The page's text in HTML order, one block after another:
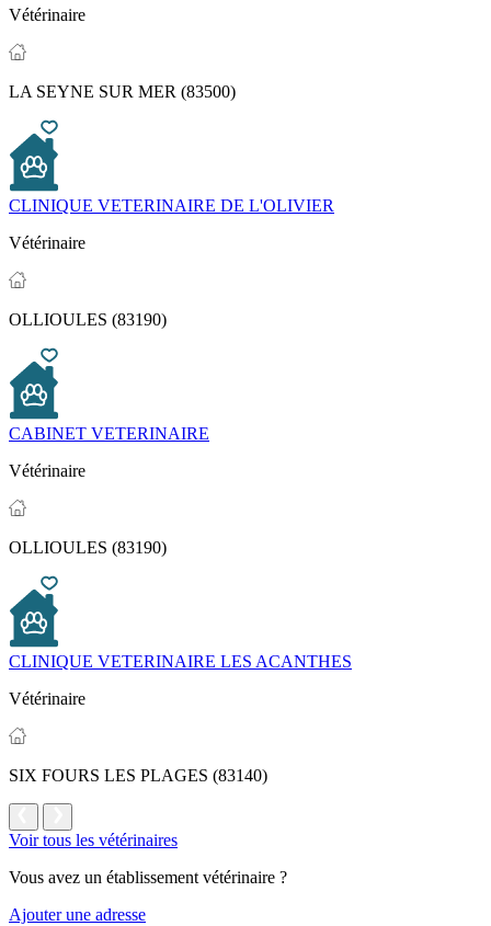
Vétérinaire
LA SEYNE SUR MER (83500)
CLINIQUE VETERINAIRE DE L'OLIVIER
Vétérinaire
OLLIOULES (83190)
CABINET VETERINAIRE
Vétérinaire
OLLIOULES (83190)
CLINIQUE VETERINAIRE LES ACANTHES
Vétérinaire
SIX FOURS LES PLAGES (83140)
Voir tous les vétérinaires
Vous avez un établissement vétérinaire ?
Ajouter une adresse